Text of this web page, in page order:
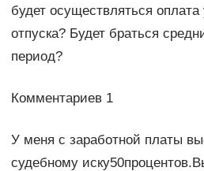
будет осуществляться оплата
отпуска? Будет браться
период?
Комментариев 1
У меня с заработной платы
судебному